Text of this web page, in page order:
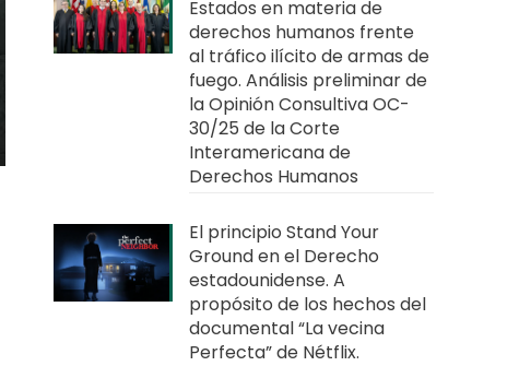
Estados en materia de
derechos humanos frente
al tráfico ilícito de armas de
fuego. Análisis preliminar de
la Opinión Consultiva OC-
30/25 de la Corte
Interamericana de
Derechos Humanos
El principio Stand Your
Ground en el Derecho
estadounidense. A
propósito de los hechos del
documental “La vecina
Perfecta” de Nétflix.